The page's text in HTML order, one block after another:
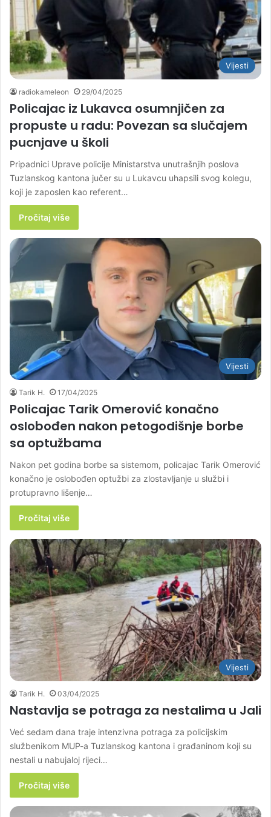
Vijesti
radiokameleon 29/04/2025
Policajac iz Lukavca osumnjičen za
propuste u radu: Povezan sa slučajem
pucnjave u školi
Pripadnici Uprave policije Ministarstva unutrašnjih poslova
Tuzlanskog kantona jučer su u Lukavcu uhapsili svog kolegu,
koji je zaposlen kao referent…
Pročitaj više
Vijesti
Tarik H. 17/04/2025
Policajac Tarik Omerović konačno
oslobođen nakon petogodišnje borbe
sa optužbama
Nakon pet godina borbe sa sistemom, policajac Tarik Omerović
konačno je oslobođen optužbi za zlostavljanje u službi i
protupravno lišenje…
Pročitaj više
Vijesti
Tarik H. 03/04/2025
Nastavlja se potraga za nestalima u Jali
Već sedam dana traje intenzivna potraga za policijskim
službenikom MUP-a Tuzlanskog kantona i građaninom koji su
nestali u nabujaloj rijeci…
Pročitaj više